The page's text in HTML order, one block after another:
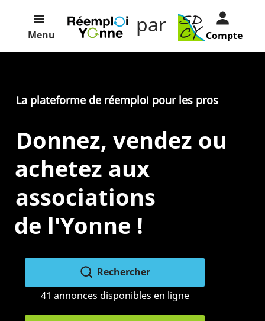
Menu par Compte
La plateforme de réemploi pour les pros
Donnez, vendez ou
achetez aux
entreprises
associations
de l'Yonne !
Rechercher
41 annonces disponibles en ligne